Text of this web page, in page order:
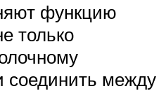
функцию
только
соединить между